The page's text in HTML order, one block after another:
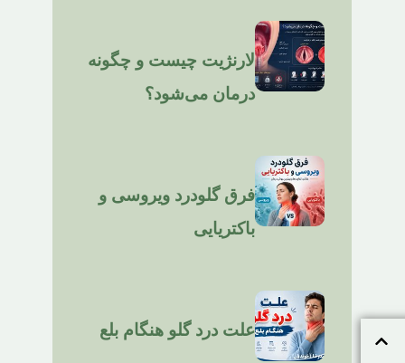
لارنژیت چیست و چگونه
درمان می‌شود؟
فرق گلودرد ویروسی و
باکتریایی
علت درد گلو هنگام بلع